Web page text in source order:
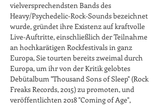
vielversprechendsten Bands des
Heavy/Psychedelic-Rock-Sounds bezeichnet
wurde, gründet ihre Existenz auf kraftvolle
Live-Auftritte, einschließlich der Teilnahme
an hochkarätigen Rockfestivals in ganz
Europa, Sie tourten bereits zweimal durch
Europa, um ihr von der Kritik gelobtes
Debütalbum "Thousand Sons of Sleep" (Rock
Freaks Records, 2015) zu promoten, und
veröffentlichten 2018 "Coming of Age",